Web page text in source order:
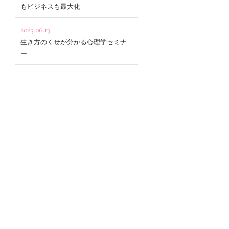
もビジネスも最大化
2025.06.13
生き方のくせが分かる心理学セミナ
ー